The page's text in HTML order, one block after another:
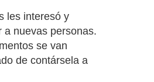
les interesó y
a nuevas personas.
se van
de contársela a